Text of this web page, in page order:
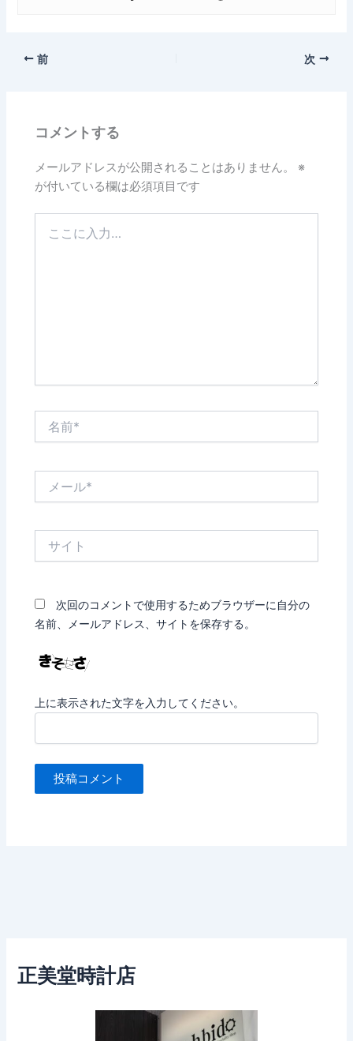
前 次
コメントする
メールアドレスが公開されることはありません。
※
が付いている欄は必須項目です
次回のコメントで使用するためブラウザーに自分の
名前、メールアドレス、サイトを保存する。
上に表示された文字を入力してください。
正美堂時計店